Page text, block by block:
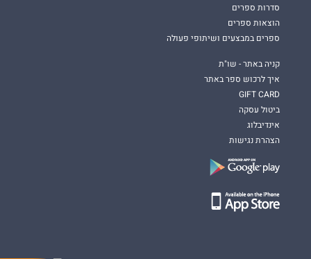
סדרות ספרים
הוצאות ספרים
ספרים במבצעים ושיתופי פעולה
קניה באתר - שו"ת
איך לרכוש ספר באתר
GIFT CARD
ביטול עסקה
אינדיבלוג
הצהרת נגישות